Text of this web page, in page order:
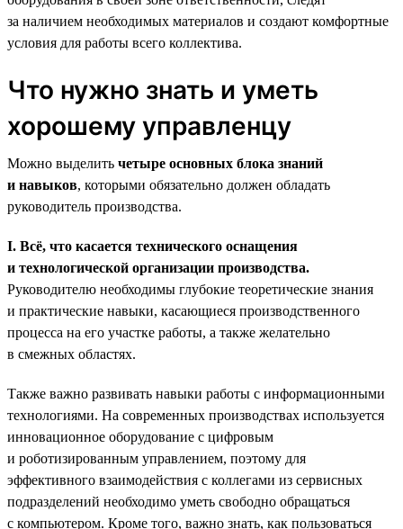
за наличием необходимых материалов и создают комфортные
условия для работы всего коллектива.
Что нужно знать и уметь
хорошему управленцу
Можно выделить четыре основных блока знаний
и навыков, которыми обязательно должен обладать
руководитель производства.
I. Всё, что касается технического оснащения
и технологической организации производства.
Руководителю необходимы глубокие теоретические знания
и практические навыки, касающиеся производственного
процесса на его участке работы, а также желательно
в смежных областях.
Также важно развивать навыки работы с информационными
технологиями. На современных производствах используется
инновационное оборудование с цифровым
и роботизированным управлением, поэтому для
эффективного взаимодействия с коллегами из сервисных
подразделений необходимо уметь свободно обращаться
с компьютером. Кроме того, важно знать, как пользоваться